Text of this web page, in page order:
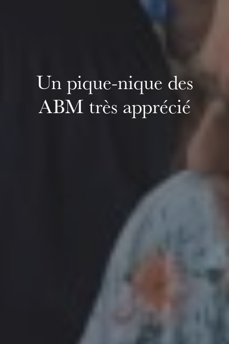
Un pique-nique des
ABM très apprécié